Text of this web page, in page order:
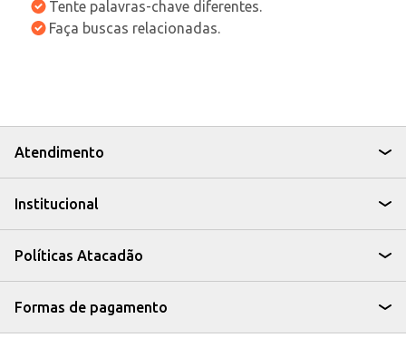
Tente palavras-chave diferentes.
Faça buscas relacionadas.
Atendimento
Institucional
Políticas Atacadão
Formas de pagamento